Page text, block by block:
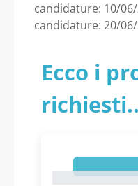
candidature: 10/
candidature: 20/
Ecco i